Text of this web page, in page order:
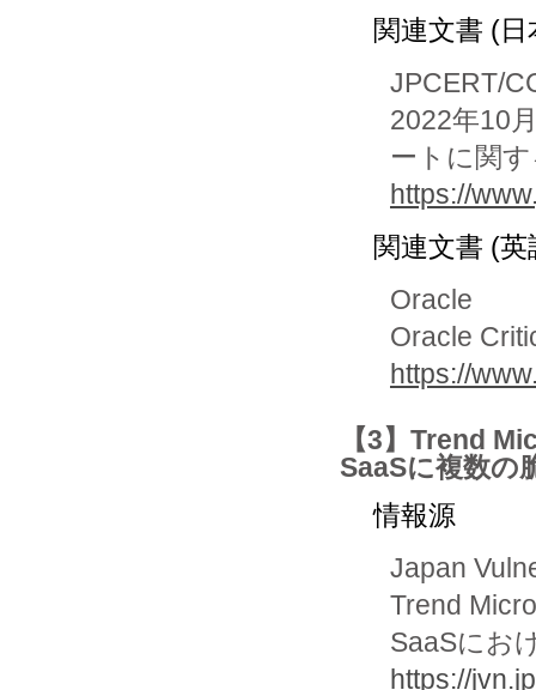
関連文書 (日
JPCERT/
2022年10
ートに関
https://
関連文書 (英
Oracle
Oracle
https://
【3】Trend
SaaSに複数の
情報源
Japan
Trend
SaaSにお
https://